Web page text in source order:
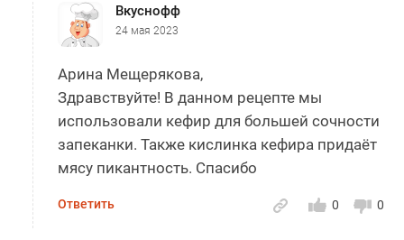
Вкуснофф
24 мая 2023
Арина Мещерякова,
Здравствуйте! В данном рецепте мы
использовали кефир для большей сочности
запеканки. Также кислинка кефира придаёт
мясу пикантность. Спасибо
0
0
Ответить